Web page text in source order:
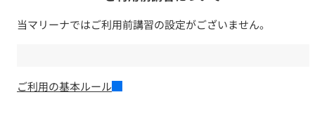
当マリーナではご利用前講習の設定がございません。
ご利用の基本ルール